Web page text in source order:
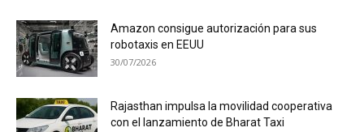
Amazon consigue autorización para sus
robotaxis en EEUU
30/07/2026
Rajasthan impulsa la movilidad cooperativa
con el lanzamiento de Bharat Taxi